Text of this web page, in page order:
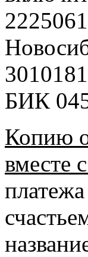
БИК
Копию
вместе